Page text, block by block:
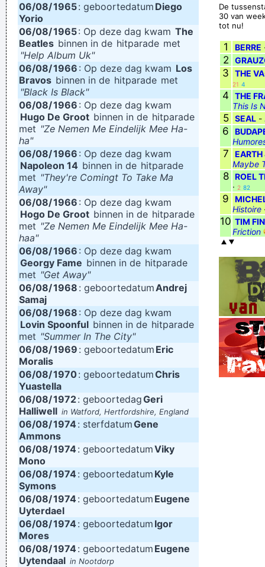
06/08/1965: geboortedatum Diego
Yorio
06/08/1965: Op deze dag kwam The
Beatles binnen in de hitparade met
"Help Album Uk"
06/08/1966 : Op deze dag kwam Los
Bravos binnen in de hitparade met
"Black Is Black"
06/08/1966 : Op deze dag kwam
Hugo De Groot binnen in de hitparade
met "Ze Nemen Me Eindelijk Mee Ha-
ha"
06/08/1966 : Op deze dag kwam
Napoleon 14 binnen in de hitparade
met "They're Comingt To Take Ma
Away"
06/08/1966 : Op deze dag kwam
Hogo De Groot binnen in de hitparade
met "Ze Nemen Me Eindelijk Mee Ha-
haa"
06/08/1966 : Op deze dag kwam
Georgy Fame binnen in de hitparade
met "Get Away"
06/08/1968 : geboortedatumAndrej
Samaj
06/08/1968 : Op deze dag kwam
Lovin Spoonful binnen in de hitparade
met "Summer In The City"
06/08/1969 : geboortedatum Eric
Moralis
06/08/1970: geboortedatumChris
Yuastella
06/08/1972: geboortedagGeri
Halliwell in Watford, Hertfordshire, England
06/08/1974 : sterfdatumGene
Ammons
06/08/1974: geboortedatumViky
Mono
06/08/1974 : geboortedatum Kyle
Symons
06/08/1974: geboortedatum Eugene
Uyterdael
06/08/1974 : geboortedatum Igor
Mores
06/08/1974: geboortedatum Eugene
Uytendaal in Nootdorp
De
30 van
tot nu!
1 BERRE
2
3 THE
21 4
4
THE
This Is
5 SEAL -
6
7
EARTH
Maybe
8
ROEL
· 2 82
9
Histoire
10 TIM
Friction